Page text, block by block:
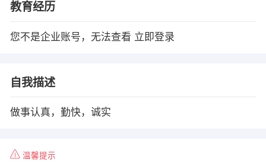
教育经历
您不是企业账号，无法查看 立即登录
自我描述
做事认真，勤快，诚实
温馨提示